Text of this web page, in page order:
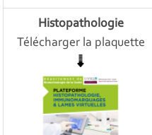
Histopathologie
Télécharger la plaquette